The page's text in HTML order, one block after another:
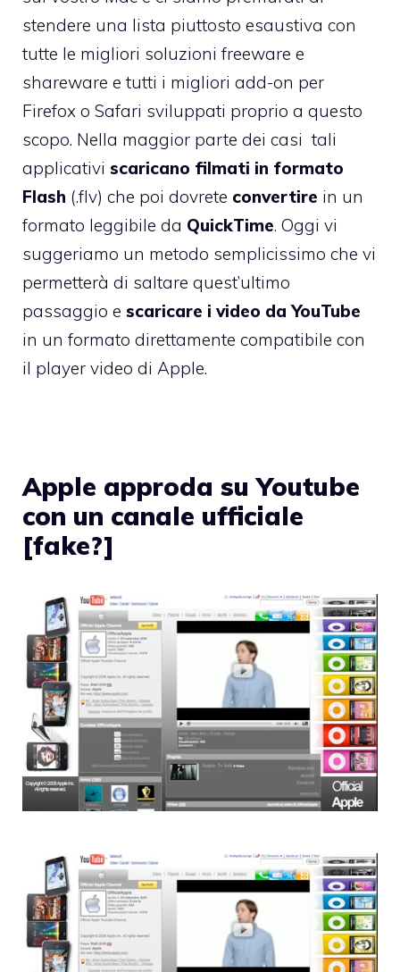
stendere una lista piuttosto esaustiva con
tutte le migliori soluzioni freeware e
shareware e tutti i migliori add-on per
Firefox o Safari sviluppati proprio a questo
scopo. Nella maggior parte dei casi tali
applicativi scaricano filmati in formato
Flash (.flv) che poi dovrete convertire in un
formato leggibile da QuickTime. Oggi vi
suggeriamo un metodo semplicissimo che vi
permetterà di saltare quest’ultimo
passaggio e scaricare i video da YouTube
in un formato direttamente compatibile con
il player video di Apple.
Apple approda su Youtube
con un canale ufficiale
[fake?]